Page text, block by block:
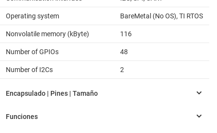
Operating system BareMetal (No OS), TI RTOS
Nonvolatile memory (kByte) 116
Number of GPIOs 48
Number of I2Cs 2